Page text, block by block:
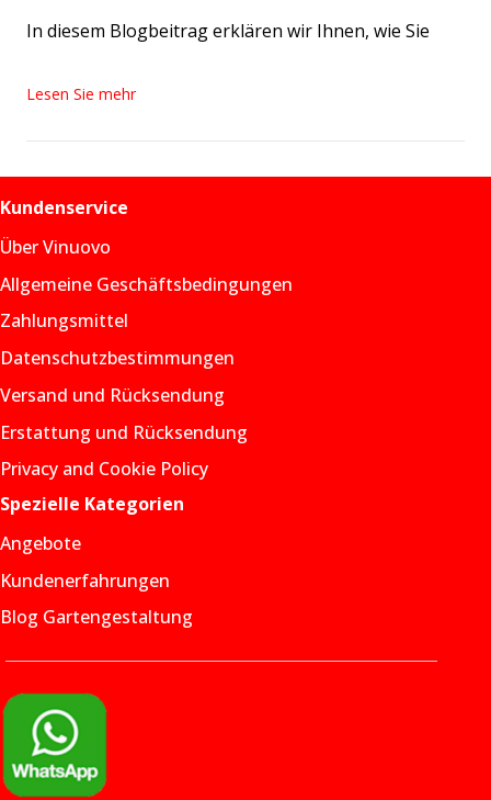
In diesem Blogbeitrag erklären wir Ihnen, wie Sie
Lesen Sie mehr
Kundenservice
Über Vinuovo
Allgemeine Geschäftsbedingungen
Zahlungsmittel
Datenschutzbestimmungen
Versand und Rücksendung
Erstattung und Rücksendung
Privacy and Cookie Policy
Spezielle Kategorien
Angebote
Kundenerfahrungen
Blog Gartengestaltung